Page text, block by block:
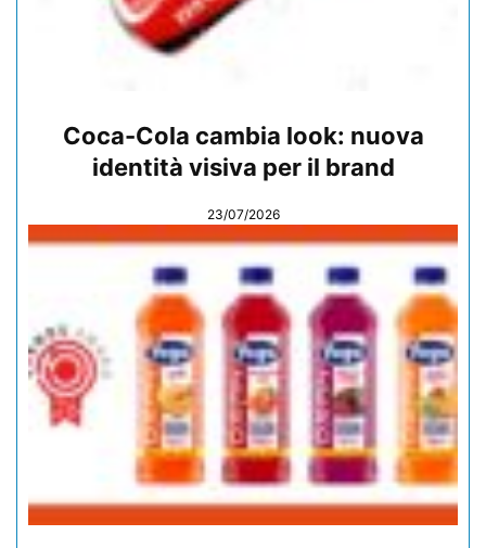
Coca-Cola cambia look: nuova
identità visiva per il brand
23/07/2026